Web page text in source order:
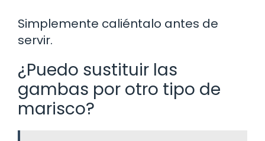
Simplemente caliéntalo antes de
servir.
¿Puedo sustituir las
gambas por otro tipo de
marisco?